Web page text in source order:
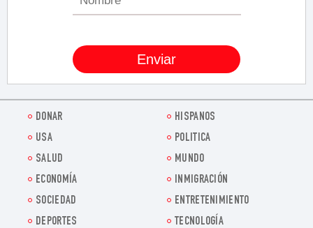
DONAR
HISPANOS
USA
POLITICA
SALUD
MUNDO
ECONOMÍA
INMIGRACIÓN
SOCIEDAD
ENTRETENIMIENTO
DEPORTES
TECNOLOGÍA